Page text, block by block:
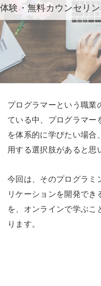
体験・無料カウンセリ
プログラマーという職業
ている中、プログラマー
を体系的に学びたい場合
用する選択肢があると思
今回は、そのプログラミ
リケーションを開発でき
を、オンラインで学ぶこ
ります。